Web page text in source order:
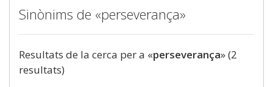
Sinònims de «perseverança»
Resultats de la cerca per a «perseverança» (2
resultats)